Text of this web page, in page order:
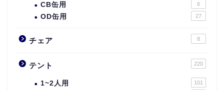
CB缶用 6
OD缶用 27
チェア 8
テント 220
1~2人用 101